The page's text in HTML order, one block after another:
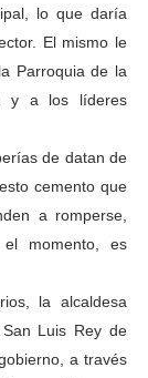
lo que daría
El mismo le
Parroquia de la
y a los líderes
de datan de
cemento que
a romperse,
momento, es
la alcaldesa
Luis Rey de
a través